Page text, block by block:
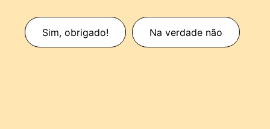
Sim, obrigado! Na verdade não